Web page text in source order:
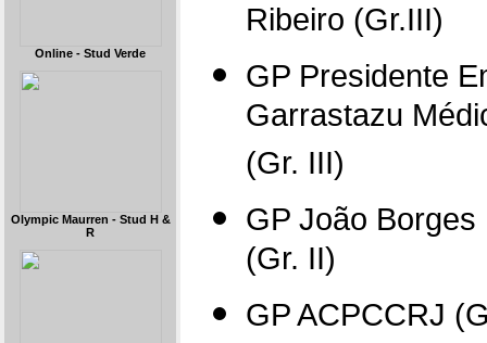
Online - Stud Verde
Olympic Maurren - Stud H &
R
Ribeiro (Gr.III)
GP Presidente
Garrastazu
(Gr. III)
GP João Borges
(Gr. II)
GP ACPCCRJ